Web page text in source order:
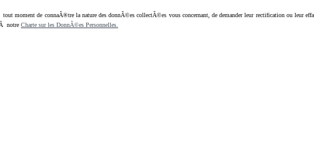
de connaÃ®tre la nature des donnÃ©es collectÃ©es vous concernant, de demander leur rectification ou leur
notre Charte sur les DonnÃ©es Personnelles.